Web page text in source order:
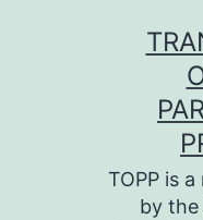
TOPP is
by the